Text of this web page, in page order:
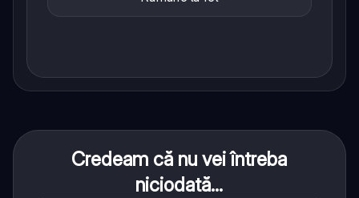
Credeam că nu vei întreba
niciodată...